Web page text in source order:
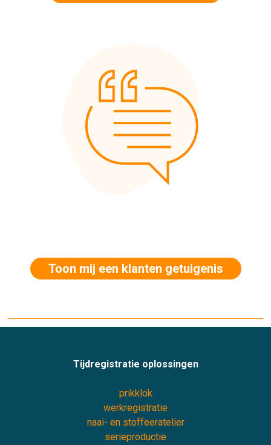
Toon mij een klanten getuigenis
Tijdregistratie oplossingen
prikklok
werkregistratie
naai- en stoffeeratelier
serieproductie